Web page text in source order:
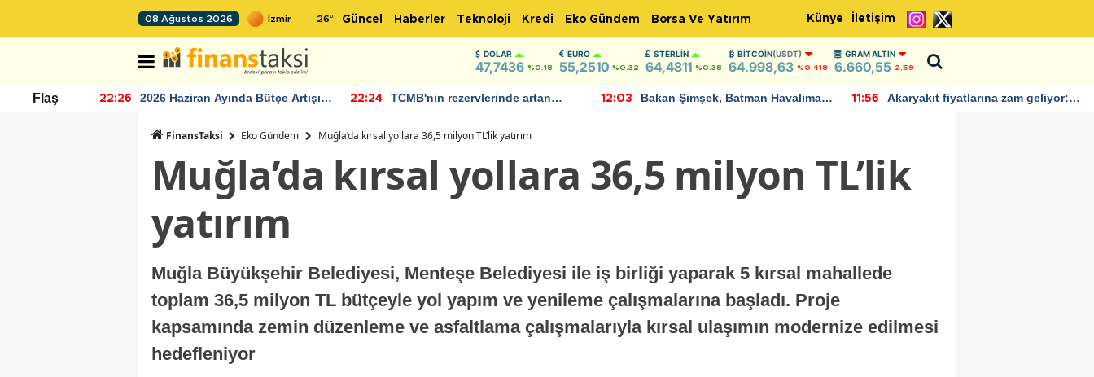
08 Ağustos 2026 26° Güncel Haberler Teknoloji Kredi Eko Gündem Borsa Ve Yatırım Künye İletişim
DOLAR
47,7436 %0.18
EURO
55,2510 %0.32
STERLIN
64,4811 %0.38
BITCOIN(USDT)
64.998,63 %0.418
GRAM ALTIN
6.660,55 2,59
Flaş 22:26
2026 Haziran Ayında Bütçe Artışı
22:24
TCMB'nin rezervlerinde artan
12:03
Bakan Şimşek, Batman Havalimanı
11:56
Akaryakıt fiyatlarına zam geliyor:
FinansTaksi Eko Gündem Muğla’da kırsal yollara 36,5 milyon TL’lik yatırım
Muğla’da kırsal yollara 36,5 milyon TL’lik
yatırım
Muğla Büyükşehir Belediyesi, Menteşe Belediyesi ile iş birliği yaparak 5 kırsal mahallede
toplam 36,5 milyon TL bütçeyle yol yapım ve yenileme çalışmalarına başladı. Proje
kapsamında zemin düzenleme ve asfaltlama çalışmalarıyla kırsal ulaşımın modernize edilmesi
hedefleniyor